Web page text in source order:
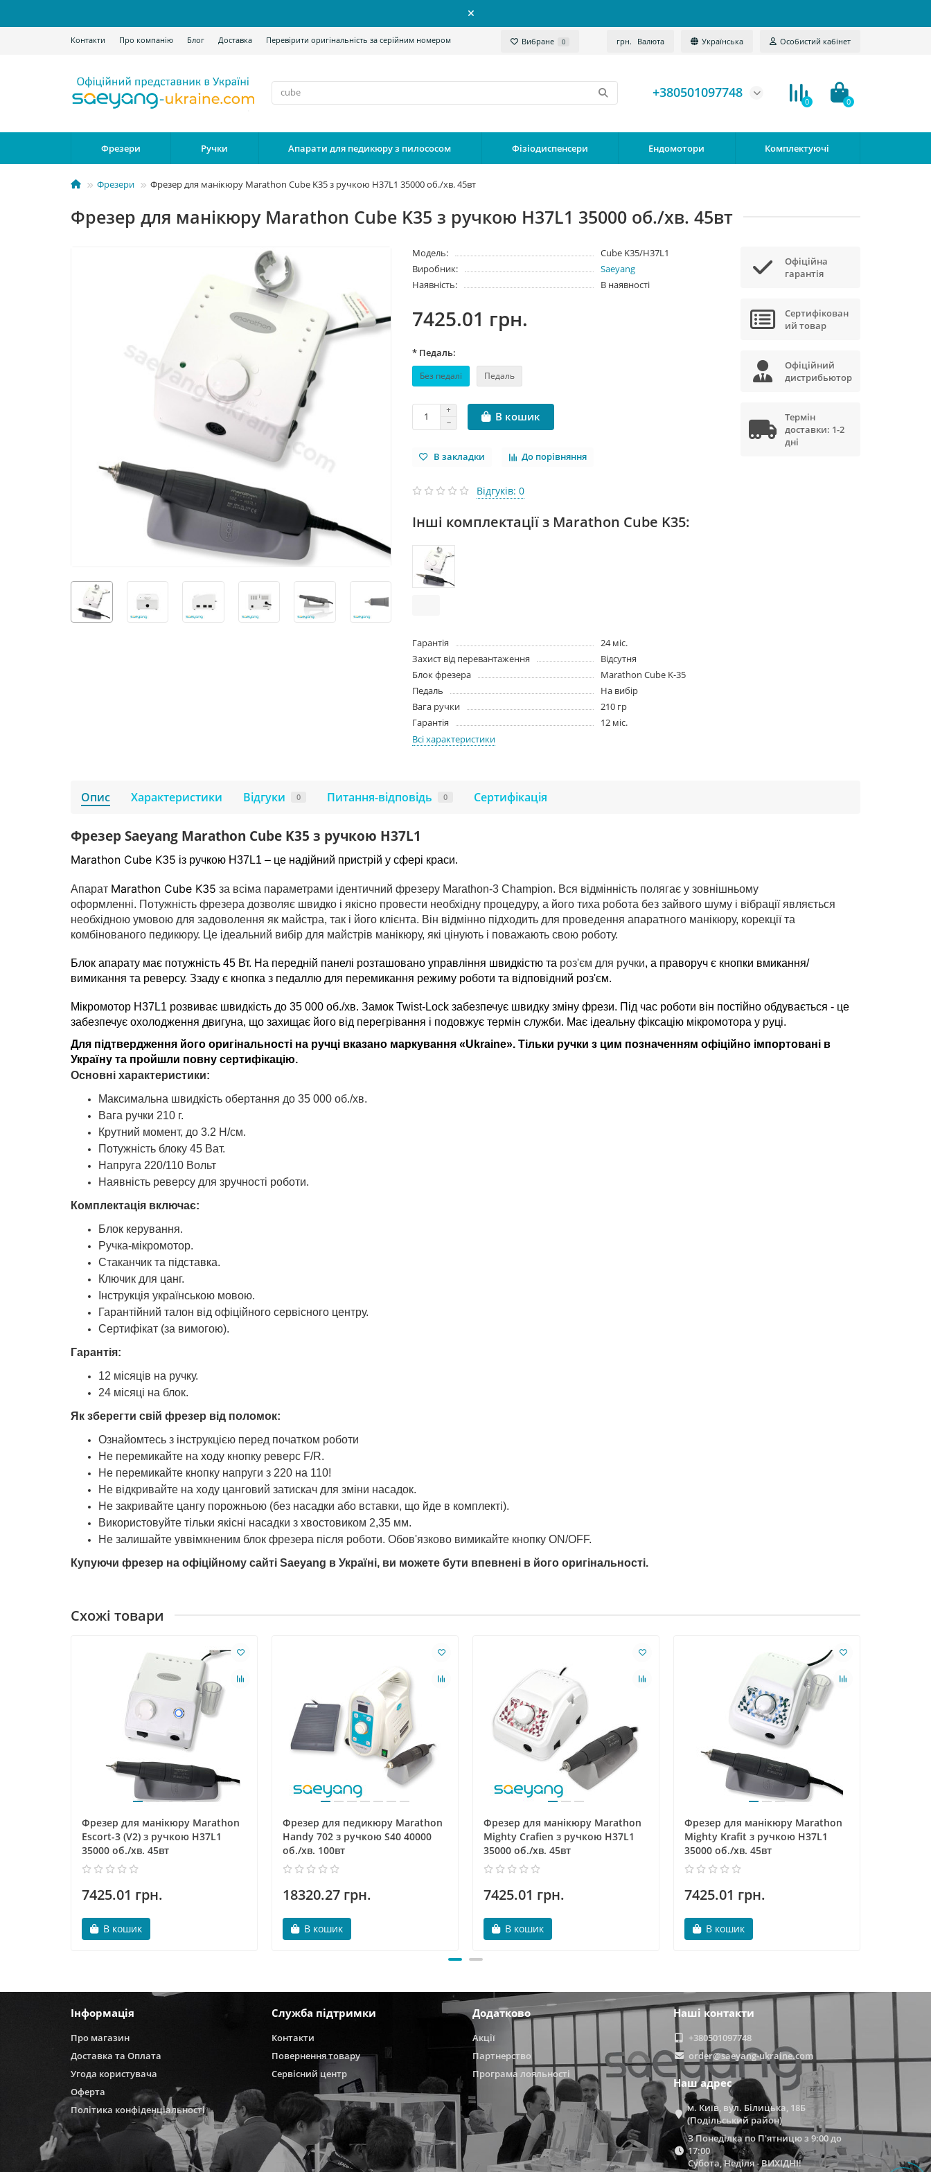
Контакти Про компанію Блог Доставка Перевірити оригінальність за серійним номером Вибране 0 грн. Валюта Українська Особистий кабінет
+380501097748
0 0
Фрезери Ручки Апарати для педикюру з пилососом Фізіодиспенсери Ендомотори Комплектуючі
Фрезери Фрезер для манікюру Marathon Cube K35 з ручкою H37L1 35000 об./хв. 45вт
Фрезер для манікюру Marathon Cube K35 з ручкою H37L1 35000 об./хв. 45вт
Модель:
Cube K35/H37L1
Виробник:
Saeyang
Наявність:
В наявності
7425.01 грн.
* Педаль:
Без педалі Педаль
В кошик
В закладки До порівняння
Відгуків: 0
Інші комплектації з Marathon Cube K35:
Гарантія
24 міс.
Захист від перевантаження
Відсутня
Блок фрезера
Marathon Cube K-35
Педаль
На вибір
Вага ручки
210 гр
Гарантія
12 міс.
Всі характеристики
Офіційна
гарантія
Сертифікован
ий товар
Офіційний
дистрибьютор
Термін
доставки: 1-2
дні
Опис Характеристики Відгуки 0 Питання-відповідь 0 Cертифікація
Фрезер Saeyang Marathon Cube K35 з ручкою H37L1
Marathon Cube K35 із ручкою H37L1 – це надійний пристрій у сфері краси.
Апарат Marathon Cube K35 за всіма параметрами ідентичний фрезеру Marathon-3 Champion. Вся відмінність полягає у зовнішньому
оформленні. Потужність фрезера дозволяє швидко і якісно провести необхідну процедуру, а його тиха робота без зайвого шуму і вібрації являється
необхідною умовою для задоволення як майстра, так і його клієнта. Він відмінно підходить для проведення апаратного манікюру, корекції та
комбінованого педикюру. Це ідеальний вибір для майстрів манікюру, які цінують і поважають свою роботу.
Блок апарату має потужність 45 Вт. На передній панелі розташовано управління швидкістю та роз'єм для ручки, а праворуч є кнопки вмикання/
вимикання та реверсу. Ззаду є кнопка з педаллю для перемикання режиму роботи та відповідний роз'єм.
Мікромотор H37L1 розвиває швидкість до 35 000 об./хв. Замок Twist-Lock забезпечує швидку зміну фрези. Під час роботи він постійно обдувається - це
забезпечує охолодження двигуна, що захищає його від перегрівання і подовжує термін служби. Має ідеальну фіксацію мікромотора у руці.
Для підтвердження його оригінальності на ручці вказано маркування «Ukraine». Тільки ручки з цим позначенням офіційно імпортовані в
Україну та пройшли повну сертифікацію.
Основні характеристики:
Максимальна швидкість обертання до 35 000 об./хв.
Вага ручки 210 г.
Крутний момент, до 3.2 Н/см.
Потужність блоку 45 Ват.
Напруга 220/110 Вольт
Наявність реверсу для зручності роботи.
Комплектація включає:
Блок керування.
Ручка-мікромотор.
Стаканчик та підставка.
Ключик для цанг.
Інструкція українською мовою.
Гарантійний талон від офіційного сервісного центру.
Сертифікат (за вимогою).
Гарантія:
12 місяців на ручку.
24 місяці на блок.
Як зберегти свій фрезер від поломок:
Ознайомтесь з інструкцією перед початком роботи
Не перемикайте на ходу кнопку реверс F/R.
Не перемикайте кнопку напруги з 220 на 110!
Не відкривайте на ходу цанговий затискач для зміни насадок.
Не закривайте цангу порожньою (без насадки або вставки, що йде в комплекті).
Використовуйте тільки якісні насадки з хвостовиком 2,35 мм.
Не залишайте уввімкненим блок фрезера після роботи. Обов'язково вимикайте кнопку ON/OFF.
Купуючи фрезер на офіційному сайті Saeyang в Україні, ви можете бути впевнені в його оригінальності.
Схожі товари
Фрезер для манікюру Marathon
Escort-3 (V2) з ручкою H37L1
35000 об./хв. 45вт
7425.01 грн.
В кошик
Фрезер для педикюру Marathon
Handy 702 з ручкою S40 40000
об./хв. 100вт
18320.27 грн.
В кошик
Фрезер для манікюру Marathon
Mighty Crafien з ручкою H37L1
35000 об./хв. 45вт
7425.01 грн.
В кошик
Фрезер для манікюру Marathon
Mighty Krafit з ручкою H37L1
35000 об./хв. 45вт
7425.01 грн.
В кошик
Інформація
Про магазин
Доставка та Оплата
Угода користувача
Оферта
Політика конфіденціальності
Служба підтримки
Контакти
Повернення товару
Сервісний центр
Додатково
Акції
Партнерство
Програма лояльності
Наші контакти
+380501097748
order@saeyang-ukraine.com
Наш адрес
м. Київ, вул. Білицька, 18Б
(Подільський район)
З Понеділка по П'ятницю з 9:00 до
17:00
Субота, Неділя - ВИХІДНІ!